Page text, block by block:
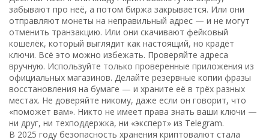
забывают про неё, а потом биржа закрывается. Или они
отправляют монеты на неправильный адрес — и не могут
отменить транзакцию. Или они скачивают фейковый
кошелёк, который выглядит как настоящий, но крадёт
ключи. Всё это можно избежать. Проверяйте адреса
вручную. Используйте только проверенные приложения из
официальных магазинов. Делайте резервные копии фразы
восстановления на бумаге — и храните её в трёх разных
местах. Не доверяйте никому, даже если он говорит, что
«поможет вам». Никто не имеет права знать ваши ключи —
ни друг, ни техподдержка, ни «эксперт» из Telegram.
В 2025 году безопасность хранения криптовалют стала